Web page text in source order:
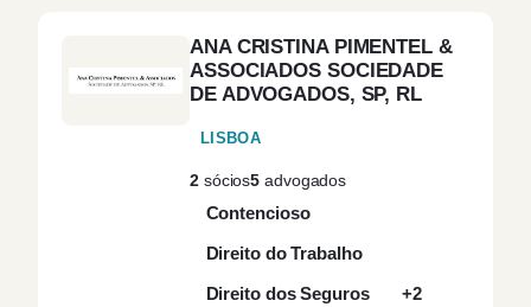
ANA CRISTINA PIMENTEL &
ASSOCIADOS SOCIEDADE
DE ADVOGADOS, SP, RL
LISBOA
2sócios5 advogados
Contencioso
Direito do Trabalho
Direito dos Seguros
+2